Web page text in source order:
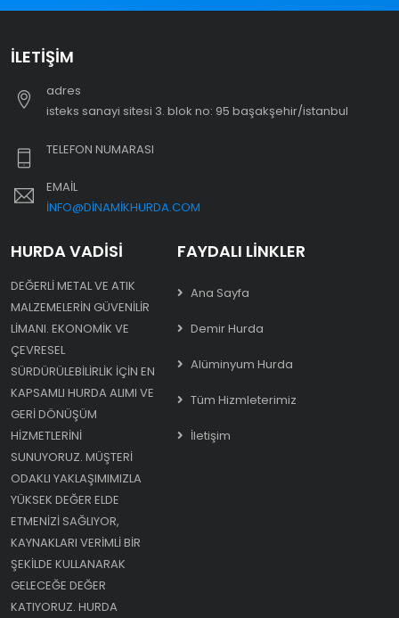
İLETIŞIM
adres
i̇steks sanayi sitesi 3. blok no: 95 başakşehir/i̇stanbul
TELEFON NUMARASI
EMAIL
INFO@DINAMIKHURDA.COM
HURDA VADISI
DEĞERLI METAL VE ATIK
MALZEMELERIN GÜVENILIR
LIMANI. EKONOMIK VE
ÇEVRESEL
SÜRDÜRÜLEBILIRLIK IÇIN EN
KAPSAMLI HURDA ALIMI VE
GERI DÖNÜŞÜM
HIZMETLERINI
SUNUYORUZ. MÜŞTERI
ODAKLI YAKLAŞIMIMIZLA
YÜKSEK DEĞER ELDE
ETMENIZI SAĞLIYOR,
KAYNAKLARI VERIMLI BIR
ŞEKILDE KULLANARAK
GELECEĞE DEĞER
KATIYORUZ. HURDA
FAYDALI LINKLER
Ana Sayfa
Demir Hurda
Alüminyum Hurda
Tüm Hizmleterimiz
İletişim